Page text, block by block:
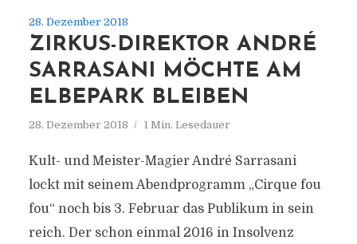
28. Dezember 2018
ZIRKUS-DIREKTOR ANDRÉ
SARRASANI MÖCHTE AM
ELBEPARK BLEIBEN
28. Dezember 2018 1 Min. Lesedauer
Kult- und Meister-Magier André Sarrasani
lockt mit seinem Abendprogramm „Cirque fou
fou“ noch bis 3. Februar das Publikum in sein
reich. Der schon einmal 2016 in Insolvenz